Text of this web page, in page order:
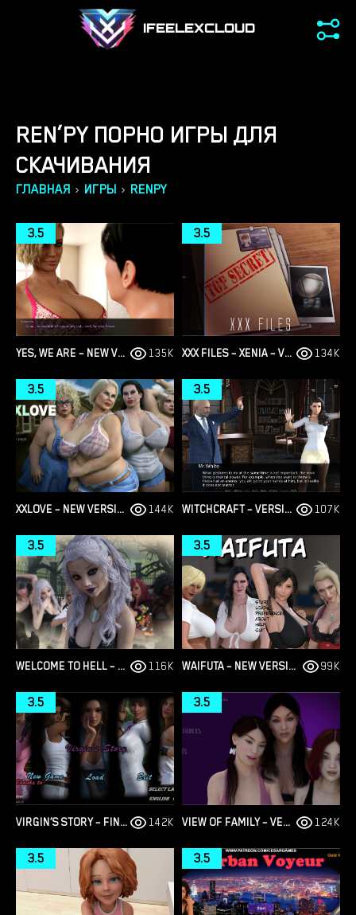
IFEELEXCLOUD
REN’PY ПОРНО ИГРЫ ДЛЯ
СКАЧИВАНИЯ
ГЛАВНАЯ › ИГРЫ › RENPY
YES, WE ARE – NEW VERSION 4 [TEAMOFONE]
3.5
135K XXX FILES – XENIA – VERSION 1.0 (FULL GAME) [FUTADOMWORLD]
3.5
134K
XXLOVE – NEW VERSION 0.8 [CHAIXAS-GAMES]
3.5
144K WITCHCRAFT – VERSION 0.9.8P – ADDED ANDROID PORT [RED SILHOUETTE]
3.5
107K
WELCOME TO HELL – THE VAMPIRE CHRONICLES – NEW VERSION 0.1.0 REMASTERED [NOOBPRO GAMES]
3.5
116K WAIFUTA – NEW VERSION 0.6 [TILTPROOFNO]
3.5
99K
VIRGIN’S STORY – FINAL VERSION 1.0 [WET PANTSU GAMES]
3.5
142K VIEW OF FAMILY – VERSION 0.1.4 [MARVEL]
3.5
124K
3.5 3.5